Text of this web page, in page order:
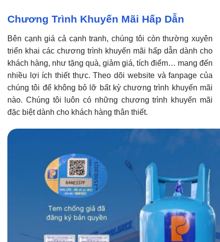
Chương Trình Khuyến Mãi Hấp Dẫn
Bên cạnh giá cả cạnh tranh, chúng tôi còn thường xuyên
triển khai các chương trình khuyến mãi hấp dẫn dành cho
khách hàng, như tặng quà, giảm giá, tích điểm… mang đến
nhiều lợi ích thiết thực. Theo dõi website và fanpage của
chúng tôi để không bỏ lỡ bất kỳ chương trình khuyến mãi
nào. Chúng tôi luôn có những chương trình khuyến mãi
đặc biệt dành cho khách hàng thân thiết.